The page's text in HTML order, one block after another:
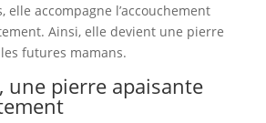
elle accompagne l’accouchement
Ainsi, elle devient une pierre
futures mamans.
une pierre apaisante